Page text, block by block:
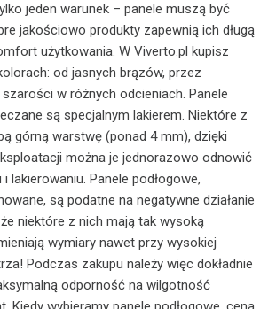
jeden warunek – panele muszą być
jakościowo produkty zapewnią ich długą
użytkowania. W Viverto.pl kupisz
od jasnych brązów, przez
w różnych odcieniach. Panele
są specjalnym lakierem. Niektóre z
górną warstwę (ponad 4 mm), dzięki
można je jednorazowo odnowić
lakierowaniu. Panele podłogowe,
są podatne na negatywne działanie
niektóre z nich mają tak wysoką
wymiary nawet przy wysokiej
Podczas zakupu należy więc dokładnie
odporność na wilgotność